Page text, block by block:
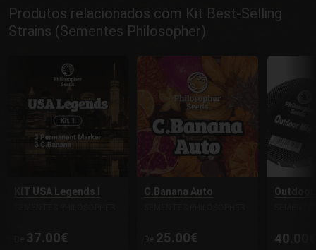
Produtos relacionados com Kit Best-Selling
Strains (Sementes Philosopher)
KIT USA Legends I
37.00€
C.Banana Auto
De 25.00€
Outdoor
40.00€